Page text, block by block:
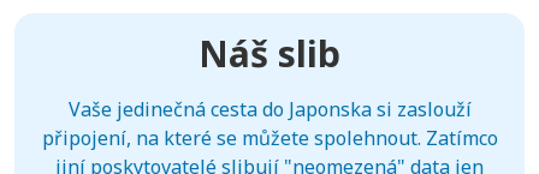
Náš slib
Vaše jedinečná cesta do Japonska si zaslouží
připojení, na které se můžete spolehnout. Zatímco
jiní poskytovatelé slibují "neomezená" data jen